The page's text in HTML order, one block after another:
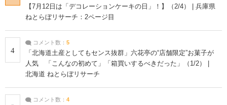
【7月12日は「デコレーションケーキの日」！】（2/4） | 兵庫県
ねとらぼリサーチ：2ページ目
4
コメント数： 5
「北海道土産としてもセンス抜群」六花亭の“店舗限定”お菓子が
人気 「こんなの初めて」「箱買いするべきだった」（1/2） |
北海道 ねとらぼリサーチ
コメント数： 4